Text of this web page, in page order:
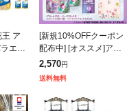
ア
エテ
直送
[新規10%OFFクーポン
配布中] [オススメ]アフ
ューム 洗濯洗剤 セット
柔軟剤入り 洗濯用洗剤
類
2,570円
送料無料